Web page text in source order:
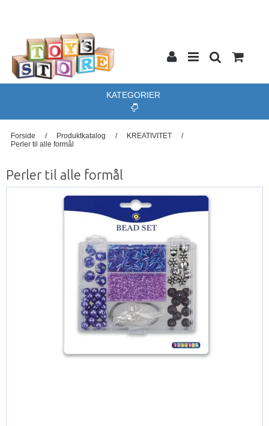
KATEGORIER
Forside / Produktkatalog / KREATIVITET
/
Perler til alle formål
Perler til alle formål